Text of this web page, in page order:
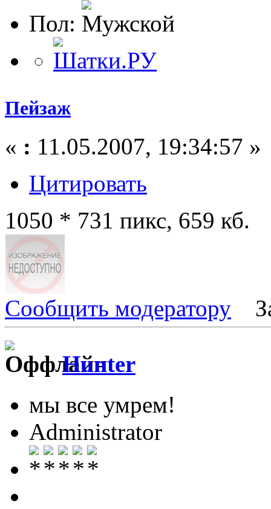
Пол:
Пейзаж
« : 11.05.2007, 19:34:57 »
Цитировать
1050 * 731 пикс, 659 кб.
Сообщить модератору
Hunter
мы все умрем!
Administrator